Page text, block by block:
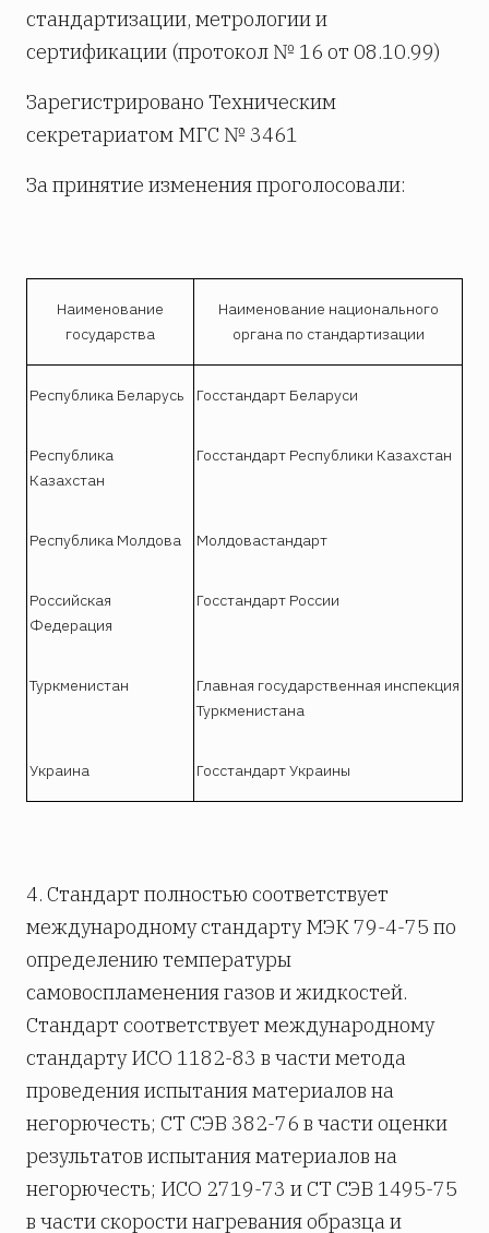
стандартизации, метрологии и
сертификации (протокол № 16 от 08.10.99)
Зарегистрировано Техническим
секретариатом МГС № 3461
За принятие изменения проголосовали:
Наименование
государства
Наименование национального
органа по стандартизации
Республика Беларусь Госстандарт Беларуси
Республика
Казахстан
Госстандарт Республики Казахстан
Республика Молдова Молдовастандарт
Российская
Федерация
Госстандарт России
Туркменистан
Главная государственная инспекция
Туркменистана
Украина Госстандарт Украины
4. Стандарт полностью соответствует
международному стандарту МЭК 79-4-75 по
определению температуры
самовоспламенения газов и жидкостей.
Стандарт соответствует международному
стандарту ИСО 1182-83 в части метода
проведения испытания материалов на
негорючесть; СТ СЭВ 382-76 в части оценки
результатов испытания материалов на
негорючесть; ИСО 2719-73 и СТ СЭВ 1495-75
в части скорости нагревания образца и